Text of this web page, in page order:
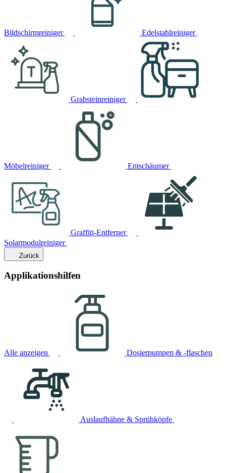
Bildschirmreiniger Edelstahlreiniger
Grabsteinreiniger
Möbelreiniger Entschäumer
Graffiti-Entferner
Solarmodulreiniger
Zurück
Applikationshilfen
Alle anzeigen Dosierpumpen & -flaschen
Auslaufhähne & Sprühköpfe